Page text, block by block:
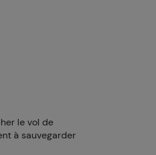
le vol de
à sauvegarder